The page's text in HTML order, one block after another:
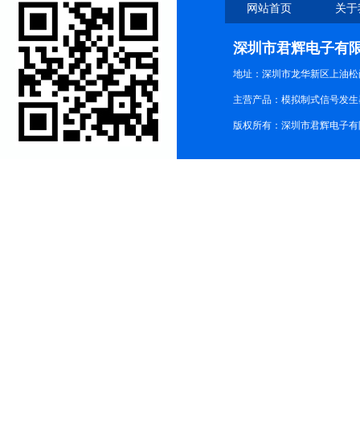
网站首页 关
深圳市君辉电子有
地址：深圳市龙华新区上油松
主营产品：模拟制式信号发
版权所有：深圳市君辉电子